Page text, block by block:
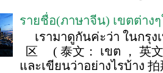
รายชื่อ(ภาษาจีน) เขตต่าง
เรามาดูกันค่ะว่า ในกรุง
区 ( 泰文： เขต ， 英
และเขียนว่าอย่างไรบ้าง 拍